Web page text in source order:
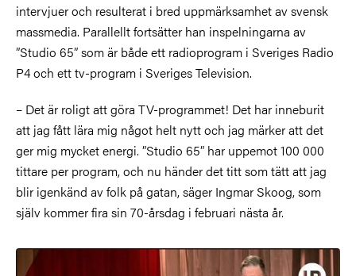
intervjuer och resulterat i bred uppmärksamhet av svensk
massmedia. Parallellt fortsätter han inspelningarna av
”Studio 65” som är både ett radioprogram i Sveriges Radio
P4 och ett tv-program i Sveriges Television.
– Det är roligt att göra TV-programmet! Det har inneburit
att jag fått lära mig något helt nytt och jag märker att det
ger mig mycket energi. ”Studio 65” har uppemot 100 000
tittare per program, och nu händer det titt som tätt att jag
blir igenkänd av folk på gatan, säger Ingmar Skoog, som
själv kommer fira sin 70-årsdag i februari nästa år.